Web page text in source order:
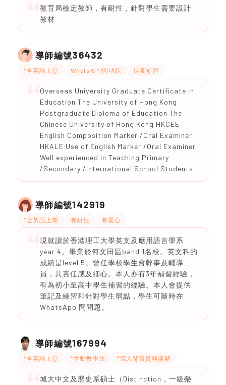
教育局檢定教師，有耐性，針對學生需要設計
教材
導師編號36432
*全英語上堂 WhatsAPP問功課 長期補習
Overseas University Graduate Certificate in
Education The University of Hong Kong
Postgraduate Diploma of Education The
Chinese University of Hong Kong HKCEE
English Composition Marker /Oral Examiner
HKALE Use of English Marker /Oral Examiner
Well experienced in Teaching Primary
/Secondary /International School Students
導師編號142919
*全英語上堂 有耐性 有愛心
現就讀於香港理工大學英文及應用語言學系
year 4。畢業於何文田區band 1名校。英文科的
成績是level 5。曾任學校學生會幹事及輔導
員，具責任感及細心。本人亦有3年補習經驗，
有為初小至高中學生補習的經驗。本人會提供
筆記及練習和針對學生弱點，學生可隨時在
WhatsApp 問問題。
導師編號167994
*全英語上堂 *生動教學法 *深入背景資料講解
城大中文及歷史系碩士（Distinction，一級榮